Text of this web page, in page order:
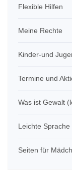
Flexible Hilfen
Meine Rechte
Kinder-und
Termine und
Was ist Gewalt
Leichte
Seiten für